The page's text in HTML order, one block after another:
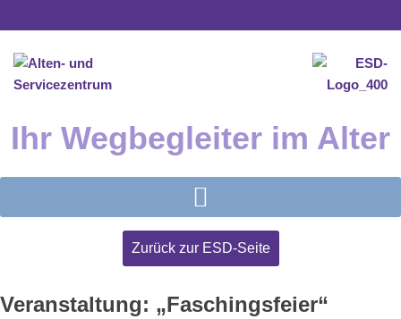
Inhalt
springen
Ihr Wegbegleiter im Alter
Zurück zur ESD-Seite
Veranstaltung: „Faschingsfeier“